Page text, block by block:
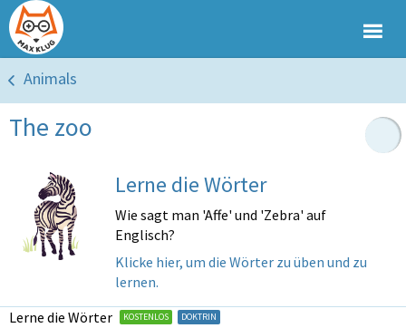
Animals
The zoo
Lerne die Wörter
Wie sagt man 'Affe' und 'Zebra' auf
Englisch?
Klicke hier, um die Wörter zu üben und zu
lernen.
Lerne die Wörter
KOSTENLOS DOKTRIN